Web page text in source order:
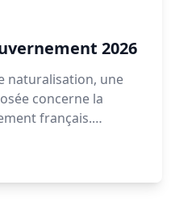
2026
naturalisation, une
concerne la
français.
est essentiel